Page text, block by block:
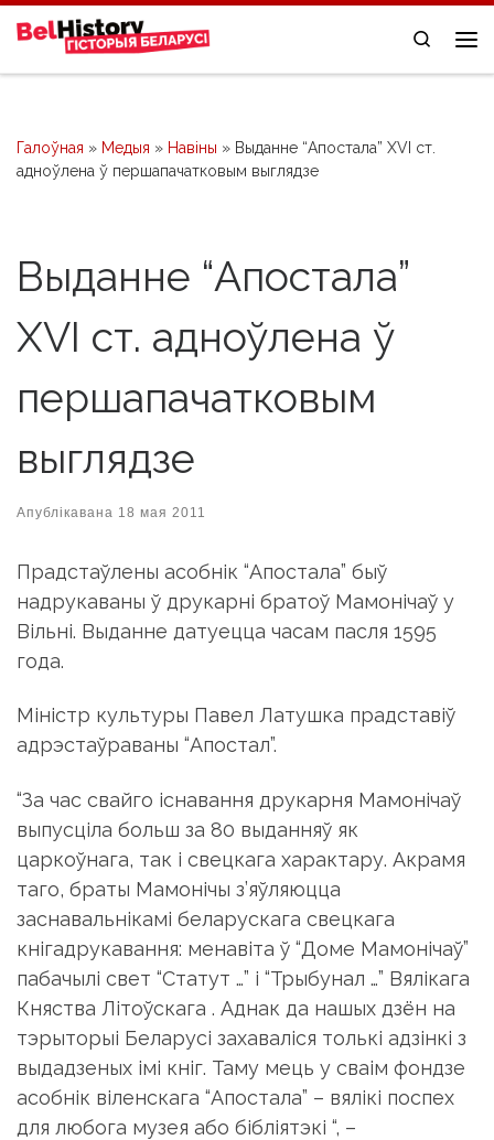
Skip to content
Search
Галоўная » Медыя » Навіны » Выданне “Апостала” XVI ст.
адноўлена ў першапачатковым выглядзе
Выданне “Апостала”
XVI ст. адноўлена ў
першапачатковым
выглядзе
Апублікавана 18 мая 2011
Прадстаўлены асобнік “Апостала” быў
надрукаваны ў друкарні братоў Мамонічаў у
Вільні. Выданне датуецца часам пасля 1595
года.
Міністр культуры Павел Латушка прадставіў
адрэстаўраваны “Апостал”.
“За час свайго існавання друкарня Мамонічаў
выпусціла больш за 80 выданняў як
царкоўнага, так і свецкага характару. Акрамя
таго, браты Мамонічы з’яўляюцца
заснавальнікамі беларускага свецкага
кнігадрукавання: менавіта ў “Доме Мамонічаў”
пабачылі свет “Статут …” і “Трыбунал …” Вялікага
Княства Літоўскага . Аднак да нашых дзён на
тэрыторыі Беларусі захаваліся толькі адзінкі з
выдадзеных імі кніг. Таму мець у сваім фондзе
асобнік віленскага “Апостала” – вялікі поспех
для любога музея або бібліятэкі “, –